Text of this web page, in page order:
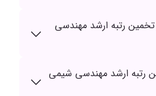
تخمین رتبه ارشد مهندسی
رتبه ارشد مهندسی شیمی